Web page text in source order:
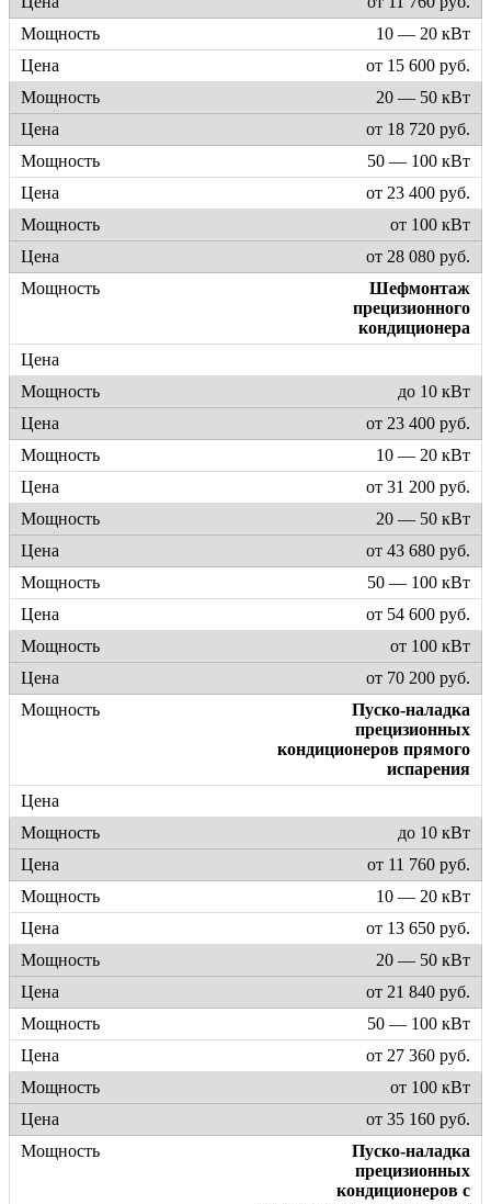
10 — 20 кВт
от 15 600 руб.
20 — 50 кВт
от 18 720 руб.
50 — 100 кВт
от 23 400 руб.
от 100 кВт
от 28 080 руб.
Шефмонтаж
прецизионного
кондиционера
до 10 кВт
от 23 400 руб.
10 — 20 кВт
от 31 200 руб.
20 — 50 кВт
от 43 680 руб.
50 — 100 кВт
от 54 600 руб.
от 100 кВт
от 70 200 руб.
Пуско-наладка
прецизионных
кондиционеров прямого
испарения
до 10 кВт
от 11 760 руб.
10 — 20 кВт
от 13 650 руб.
20 — 50 кВт
от 21 840 руб.
50 — 100 кВт
от 27 360 руб.
от 100 кВт
от 35 160 руб.
Пуско-наладка
прецизионных
кондиционеров с